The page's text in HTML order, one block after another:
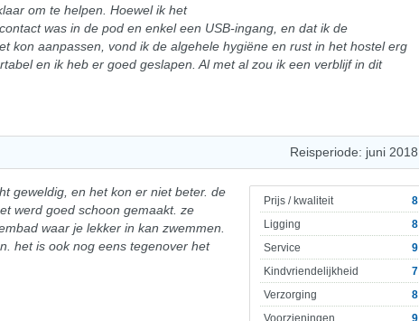
om te helpen. Hoewel ik het
was in de pod en enkel een USB-ingang, en dat ik de
kon aanpassen, vond ik de algehele hygiëne en rust in het hostel erg
en ik heb er goed geslapen. Al met al zou ik een verblijf in dit
Reisperiode: juni 2018
Prijs / kwaliteit
8
Ligging
8
Service
9
Kindvriendelijkheid
7
Verzorging
8
Voorzieningen
9
geweldig, en het kon er niet beter. de
werd goed schoon gemaakt. ze
waar je lekker in kan zwemmen.
het is ook nog eens tegenover het